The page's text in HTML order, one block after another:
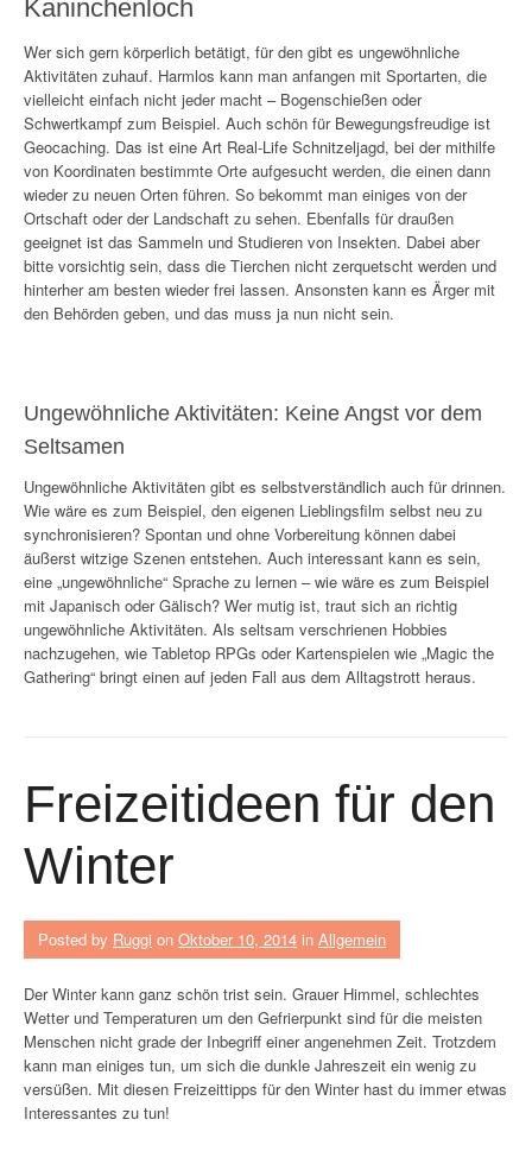
Kaninchenloch
Wer sich gern körperlich betätigt, für den gibt es ungewöhnliche
Aktivitäten zuhauf. Harmlos kann man anfangen mit Sportarten, die
vielleicht einfach nicht jeder macht – Bogenschießen oder
Schwertkampf zum Beispiel. Auch schön für Bewegungsfreudige ist
Geocaching. Das ist eine Art Real-Life Schnitzeljagd, bei der mithilfe
von Koordinaten bestimmte Orte aufgesucht werden, die einen dann
wieder zu neuen Orten führen. So bekommt man einiges von der
Ortschaft oder der Landschaft zu sehen. Ebenfalls für draußen
geeignet ist das Sammeln und Studieren von Insekten. Dabei aber
bitte vorsichtig sein, dass die Tierchen nicht zerquetscht werden und
hinterher am besten wieder frei lassen. Ansonsten kann es Ärger mit
den Behörden geben, und das muss ja nun nicht sein.
Ungewöhnliche Aktivitäten: Keine Angst vor dem
Seltsamen
Ungewöhnliche Aktivitäten gibt es selbstverständlich auch für drinnen.
Wie wäre es zum Beispiel, den eigenen Lieblingsfilm selbst neu zu
synchronisieren? Spontan und ohne Vorbereitung können dabei
äußerst witzige Szenen entstehen. Auch interessant kann es sein,
eine „ungewöhnliche“ Sprache zu lernen – wie wäre es zum Beispiel
mit Japanisch oder Gälisch? Wer mutig ist, traut sich an richtig
ungewöhnliche Aktivitäten. Als seltsam verschrienen Hobbies
nachzugehen, wie Tabletop RPGs oder Kartenspielen wie „Magic the
Gathering“ bringt einen auf jeden Fall aus dem Alltagstrott heraus.
Freizeitideen für den
Winter
Posted by Ruggi on Oktober 10, 2014 in Allgemein
Der Winter kann ganz schön trist sein. Grauer Himmel, schlechtes
Wetter und Temperaturen um den Gefrierpunkt sind für die meisten
Menschen nicht grade der Inbegriff einer angenehmen Zeit. Trotzdem
kann man einiges tun, um sich die dunkle Jahreszeit ein wenig zu
versüßen. Mit diesen Freizeittipps für den Winter hast du immer etwas
Interessantes zu tun!